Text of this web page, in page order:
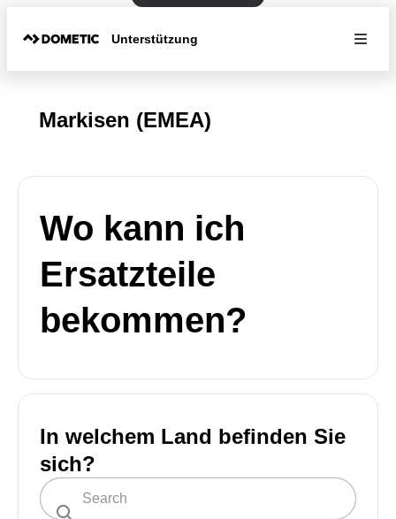
Unterstützung
Markisen (EMEA)
Wo kann ich
Ersatzteile
bekommen?
In welchem Land befinden Sie
sich?